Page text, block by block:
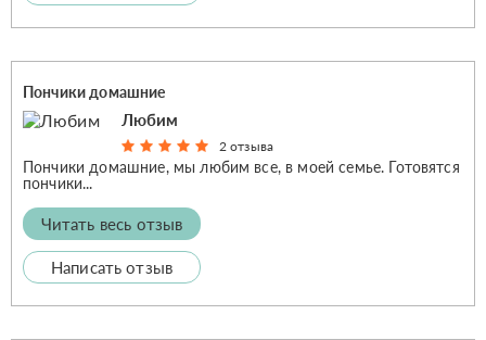
Пончики домашние
Любим
2 отзыва
Пончики домашние, мы любим все, в моей семье. Готовятся
пончики...
Читать весь отзыв
Написать отзыв